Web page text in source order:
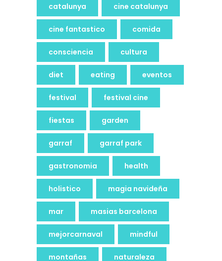
catalunya cine catalunya
cine fantastico comida
consciencia cultura
diet eating eventos
festival festival cine
fiestas garden
garraf garraf park
gastronomia health
holistico magia navideña
mar masias barcelona
mejorcarnaval mindful
montañas naturaleza